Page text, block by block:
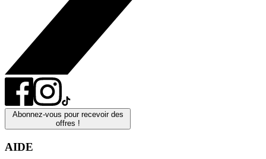
Abonnez-vous pour recevoir des
offres !
AIDE